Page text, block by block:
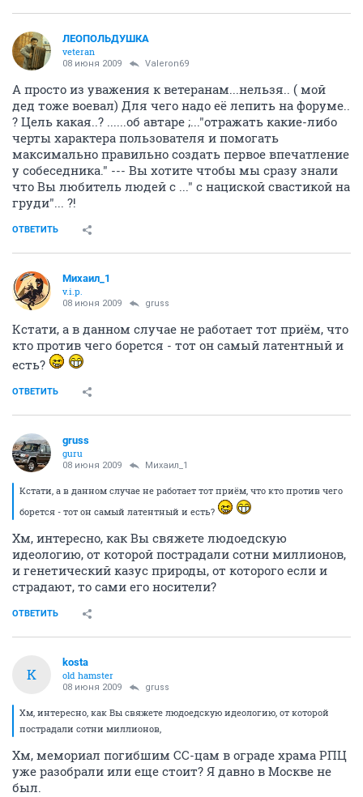
ЛЕОПОЛЬДУШКА
veteran
08 июня 2009 Valeron69
А просто из уважения к ветеранам...нельзя.. ( мой
дед тоже воевал) Для чего надо её лепить на форуме..
? Цель какая..? ......об автаре ;..."отражать какие-либо
черты характера пользователя и помогать
максимально правильно создать первое впечатление
у собеседника." --- Вы хотите чтобы мы сразу знали
что Вы любитель людей с ..." с нациской свастикой на
груди"... ?!
ОТВЕТИТЬ
Михаил_1
v.i.p.
08 июня 2009 gruss
Кстати, а в данном случае не работает тот приём, что
кто против чего борется - тот он самый латентный и
есть?
ОТВЕТИТЬ
gruss
guru
08 июня 2009 Михаил_1
Кстати, а в данном случае не работает тот приём, что кто против чего
борется - тот он самый латентный и есть?
Хм, интересно, как Вы свяжете людоедскую
идеологию, от которой пострадали сотни миллионов,
и генетический казус природы, от которого если и
страдают, то сами его носители?
ОТВЕТИТЬ
K
kosta
old hamster
08 июня 2009 gruss
Хм, интересно, как Вы свяжете людоедскую идеологию, от которой
пострадали сотни миллионов,
Хм, мемориал погибшим СС-цам в ограде храма РПЦ
уже разобрали или еще стоит? Я давно в Москве не
был.